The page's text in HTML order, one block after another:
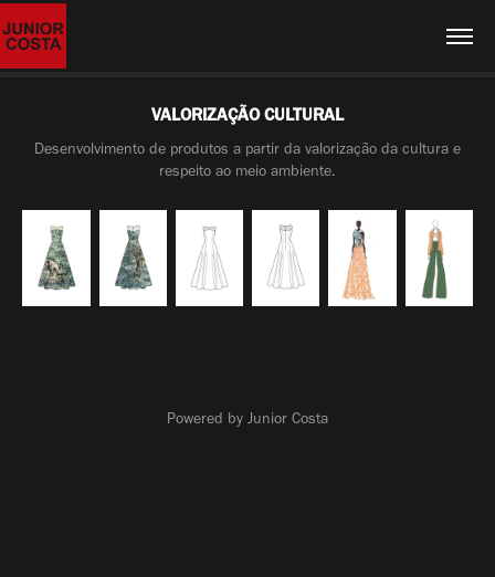
VALORIZAÇÃO CULTURAL
Desenvolvimento de produtos a partir da valorização da cultura e
respeito ao meio ambiente.
Powered by Junior Costa